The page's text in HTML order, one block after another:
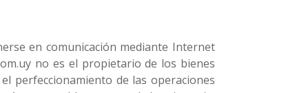
en comunicación mediante Internet
no es el propietario de los bienes
perfeccionamiento de las operaciones